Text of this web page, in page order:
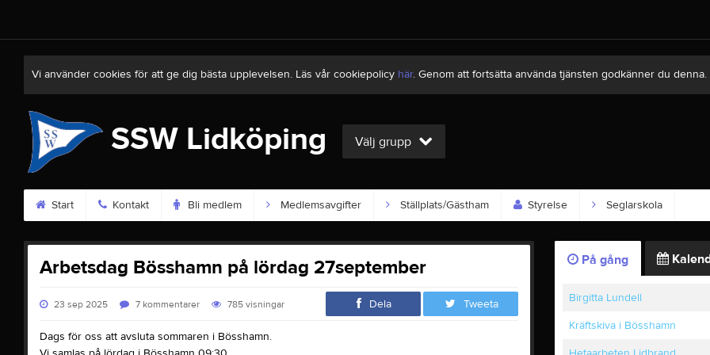
Vi använder cookies för att ge dig bästa upplevelsen. Läs vår cookiepolicy här. Genom att fortsätta använda tjänsten godkänner du denna.
SSW Lidköping Välj grupp
Start Kontakt Bli medlem Medlemsavgifter Ställplats/Gästham Styrelse Seglarskola
Arbetsdag Bösshamn på lördag 27september
23 sep 2025 7 kommentarer 785visningar Dela Tweeta
Dags för oss att avsluta sommaren i Bösshamn.
På gång
Birgitta Lundell
Kräftskiva i Bösshamn